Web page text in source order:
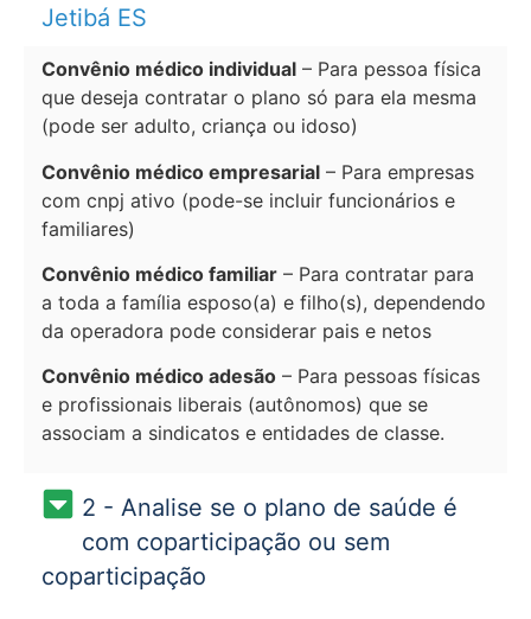
Jetibá ES
Convênio médico individual – Para pessoa física
que deseja contratar o plano só para ela mesma
(pode ser adulto, criança ou idoso)
Convênio médico empresarial – Para empresas
com cnpj ativo (pode-se incluir funcionários e
familiares)
Convênio médico familiar – Para contratar para
a toda a família esposo(a) e filho(s), dependendo
da operadora pode considerar pais e netos
Convênio médico adesão – Para pessoas físicas
e profissionais liberais (autônomos) que se
associam a sindicatos e entidades de classe.
2 - Analise se o plano de saúde é
com coparticipação ou sem
coparticipação